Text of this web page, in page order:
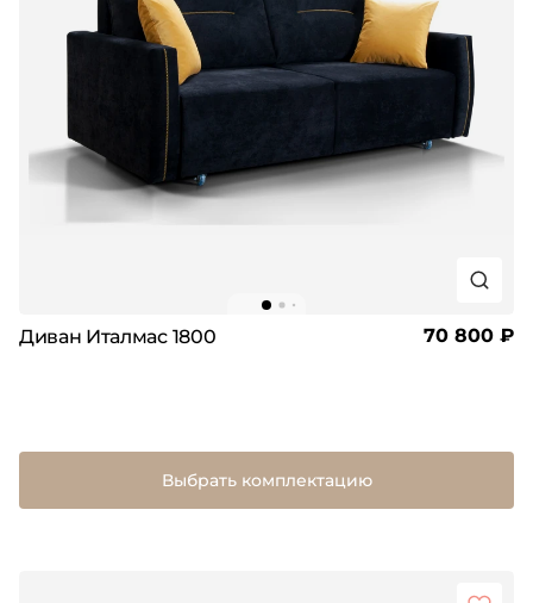
Диван Италмас 1800 70 800 ₽
Выбрать комплектацию